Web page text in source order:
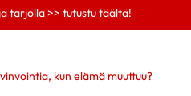
tarjolla >> tutustu täältä!
kun elämä muuttuu?